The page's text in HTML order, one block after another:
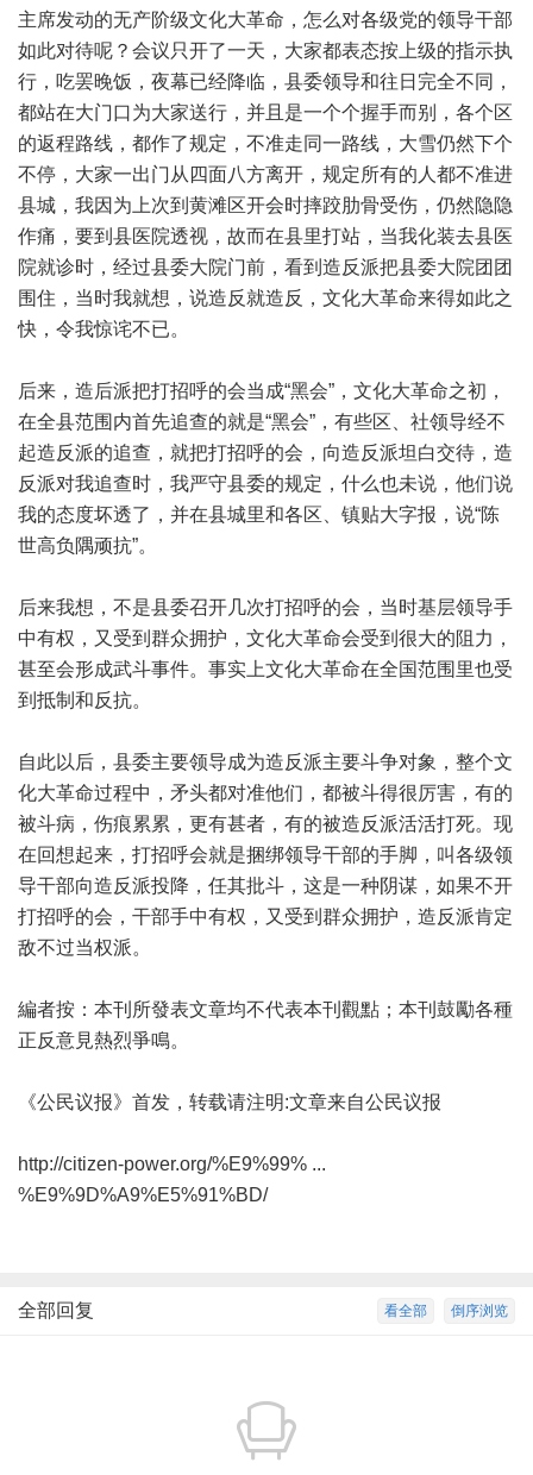
主席发动的无产阶级文化大革命，怎么对各级党的领导干部
如此对待呢？会议只开了一天，大家都表态按上级的指示执
行，吃罢晚饭，夜幕已经降临，县委领导和往日完全不同，
都站在大门口为大家送行，并且是一个个握手而别，各个区
的返程路线，都作了规定，不准走同一路线，大雪仍然下个
不停，大家一出门从四面八方离开，规定所有的人都不准进
县城，我因为上次到黄滩区开会时摔跤肋骨受伤，仍然隐隐
作痛，要到县医院透视，故而在县里打站，当我化装去县医
院就诊时，经过县委大院门前，看到造反派把县委大院团团
围住，当时我就想，说造反就造反，文化大革命来得如此之
快，令我惊诧不已。
后来，造后派把打招呼的会当成“黑会”，文化大革命之初，
在全县范围内首先追查的就是“黑会”，有些区、社领导经不
起造反派的追查，就把打招呼的会，向造反派坦白交待，造
反派对我追查时，我严守县委的规定，什么也未说，他们说
我的态度坏透了，并在县城里和各区、镇贴大字报，说“陈
世高负隅顽抗”。
后来我想，不是县委召开几次打招呼的会，当时基层领导手
中有权，又受到群众拥护，文化大革命会受到很大的阻力，
甚至会形成武斗事件。事实上文化大革命在全国范围里也受
到抵制和反抗。
自此以后，县委主要领导成为造反派主要斗争对象，整个文
化大革命过程中，矛头都对准他们，都被斗得很厉害，有的
被斗病，伤痕累累，更有甚者，有的被造反派活活打死。现
在回想起来，打招呼会就是捆绑领导干部的手脚，叫各级领
导干部向造反派投降，任其批斗，这是一种阴谋，如果不开
打招呼的会，干部手中有权，又受到群众拥护，造反派肯定
敌不过当权派。
編者按：本刊所發表文章均不代表本刊觀點；本刊鼓勵各種
正反意見熱烈爭鳴。
《公民议报》首发，转载请注明:文章来自公民议报
http://citizen-power.org/%E9%99% ...
%E9%9D%A9%E5%91%BD/
倒序浏览
看全部
全部回复